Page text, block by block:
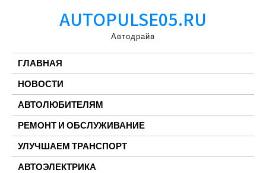
AUTOPULSE05.RU
Автодрайв
ГЛАВНАЯ
НОВОСТИ
АВТОЛЮБИТЕЛЯМ
РЕМОНТ И ОБСЛУЖИВАНИЕ
УЛУЧШАЕМ ТРАНСПОРТ
АВТОЭЛЕКТРИКА